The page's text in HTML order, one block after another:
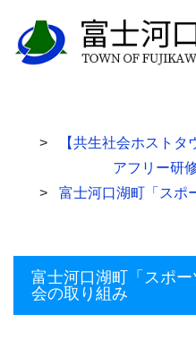
【共生社会ホスト
アフリー研
富士河口湖町「スポ
富士河口湖町「スポ
会の取り組み